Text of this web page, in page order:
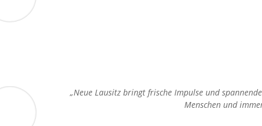
„Neue Lausitz bringt frische Impulse und
Menschen und